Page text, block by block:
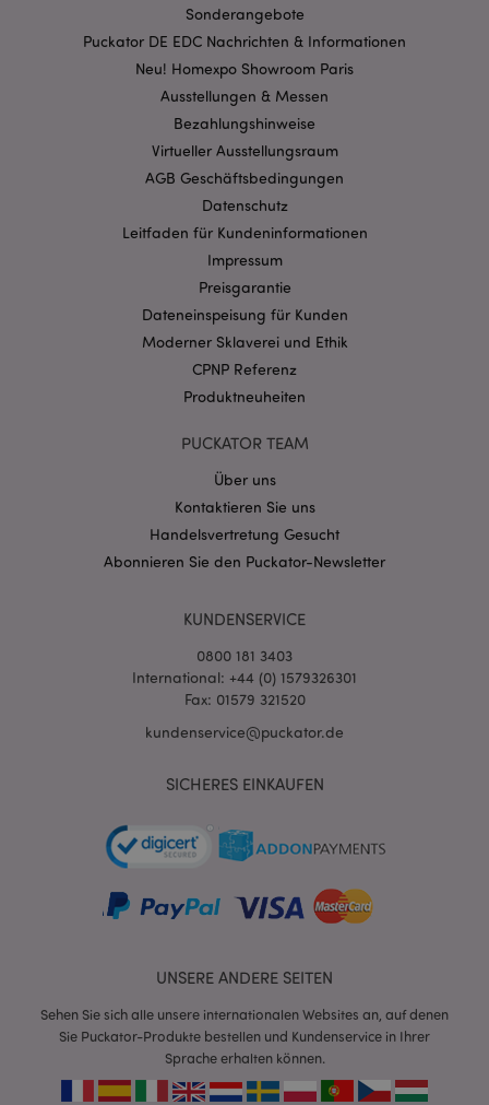
Sonderangebote
Puckator DE EDC Nachrichten & Informationen
Neu! Homexpo Showroom Paris
Ausstellungen & Messen
Bezahlungshinweise
Virtueller Ausstellungsraum
AGB Geschäftsbedingungen
Datenschutz
Leitfaden für Kundeninformationen
Impressum
Preisgarantie
Dateneinspeisung für Kunden
Moderner Sklaverei und Ethik
CPNP Referenz
Produktneuheiten
PUCKATOR TEAM
Über uns
Kontaktieren Sie uns
Handelsvertretung Gesucht
Abonnieren Sie den Puckator-Newsletter
KUNDENSERVICE
0800 181 3403
International: +44 (0) 1579326301
Fax: 01579 321520
kundenservice@puckator.de
SICHERES EINKAUFEN
UNSERE ANDERE SEITEN
Sehen Sie sich alle unsere internationalen Websites an, auf denen
Sie Puckator-Produkte bestellen und Kundenservice in Ihrer
Sprache erhalten können.
Unbedingt notwendige
Ausrichten
Funktions
Streng-notwendige-Cookies ermöglichen
Kernfunktionen der Website wie die
Ohne unbedingt notwendige cookies kann die
Website nicht richtig genutzt werden.
Provider
CookieScriptConsent
CookieScript
mage-cache-storage-section-
.www.puckator.de
mage-messages
www.puckator.de
mage-cache-sessid
Adobe Inc.
www.puckator.de